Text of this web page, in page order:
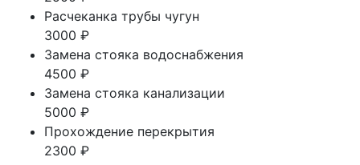
Расчеканка трубы чугун
3000 ₽
Замена стояка водоснабжения
4500 ₽
Замена стояка канализации
5000 ₽
Прохождение перекрытия
2300 ₽